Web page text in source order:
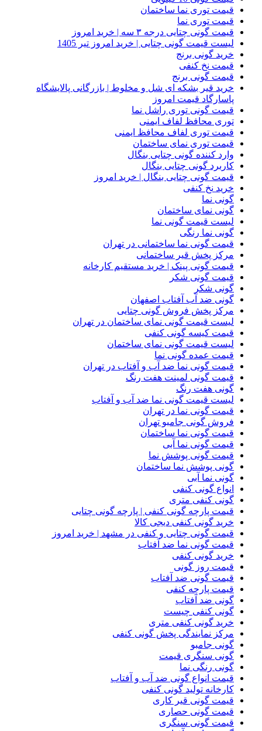
قیمت توری نما ساختمان
قیمت توری نما
قیمت گونی چتایی درجه ۳ سه | خرید امروز
لیست قیمت گونی چتایی | خرید امروز تیر 1405
خرید گونی برنج
قیمت نخ کنفی
قیمت گونی برنج
خرید قیر بشکه ای شل و مخلوط | بازرگانی پالایشگاه
پاسارگاد قیمت امروز
قیمت گونی توری راشل نما
توری محافظ لفاف ایمنی
قیمت توری لفاف محافظ ایمنی
قیمت توری نمای ساختمان
وارد کننده گونی چتایی بنگال
کاربرد گونی چتایی بنگال
قیمت گونی چتایی بنگال | خرید امروز
خرید نخ کنفی
گونی نما
گونی نمای ساختمان
لیست قیمت گونی نما
گونی نما رنگی
قیمت گونی نما ساختمانی در تهران
مرکز پخش قیر ساختمانی
قیمت گونی پینک | خرید مستقیم کارخانه
قیمت گونی شکر
گونی شکر
گونی ضد آب آفتاب اصفهان
مرکز پخش فروش گونی چتایی
لیست قیمت گونی نمای ساختمان در تهران
قیمت کیسه گونی کنفی
لیست قیمت گونی نمای ساختمان
قیمت عمده گونی نما
قیمت گونی نما ضد آب و آفتاب در تهران
قیمت گونی لمینت هفت رنگ
گونی هفت رنگ
لیست قیمت گونی نما ضد آب و آفتاب
قیمت گونی نما در تهران
فروش گونی جامبو تهران
قیمت گونی نما ساختمان
قیمت گونی نما آبی
قیمت گونی پوشش نما
گونی پوشش نما ساختمان
گونی نما آبی
انواع گونی کنفی
گونی کنفی متری
قیمت پارچه گونی کنفی | پارچه گونی چتایی
خرید گونی کنفی دیجی کالا
قیمت گونی چتایی و کنفی در مشهد | خرید امروز
قیمت گونی نما ضد آفتاب
خرید گونی کنفی
قیمت روز گونی
قیمت گونی ضد آفتاب
قیمت پارچه کنفی
گونی ضد آفتاب
گونی کنفی چیست
خرید گونی کنفی متری
مرکز نمایندگی پخش گونی کنفی
گونی جامبو
گونی سنگری قیمت
گونی رنگی نما
قیمت انواع گونی ضد آب و آفتاب
کارخانه تولید گونی کنفی
قیمت گونی قیر کاری
قیمت گونی حصاری
قیمت گونی سنگری